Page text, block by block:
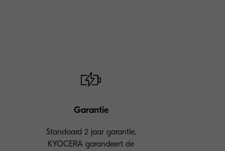
Garantie
Standaard 2 jaar garantie.
KYOCERA garandeert de